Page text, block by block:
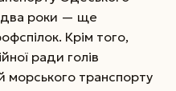
два роки — ще
Крім того,
ради голів
морського транспорту